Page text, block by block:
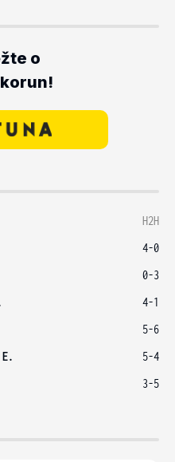
o
H2H
4-0
0-3
4-1
5-6
5-4
3-5